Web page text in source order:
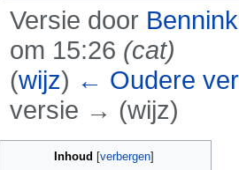
Versie door
om 15:26 (cat)
(wijz) ← Oudere
versie → (wijz)
Inhoud [verbergen]